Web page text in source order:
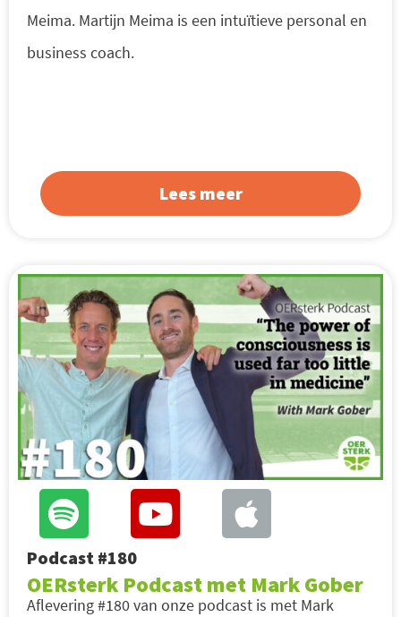
Meima. Martijn Meima is een intuïtieve personal en
business coach.
Lees meer
Podcast #180
OERsterk Podcast met Mark Gober
Aflevering #180 van onze podcast is met Mark